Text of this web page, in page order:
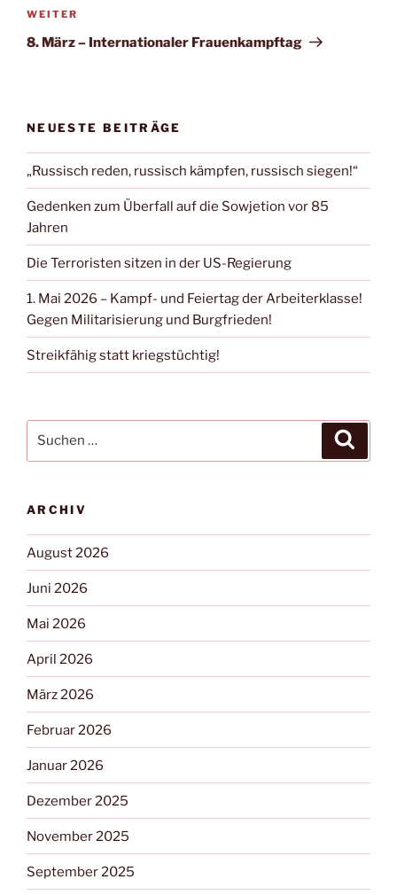
WEITER
8. März – Internationaler Frauenkampftag
NEUESTE BEITRÄGE
„Russisch reden, russisch kämpfen, russisch siegen!“
Gedenken zum Überfall auf die Sowjetion vor 85
Jahren
Die Terroristen sitzen in der US-Regierung
1. Mai 2026 – Kampf- und Feiertag der Arbeiterklasse!
Gegen Militarisierung und Burgfrieden!
Streikfähig statt kriegstüchtig!
ARCHIV
August 2026
Juni 2026
Mai 2026
April 2026
März 2026
Februar 2026
Januar 2026
Dezember 2025
November 2025
September 2025